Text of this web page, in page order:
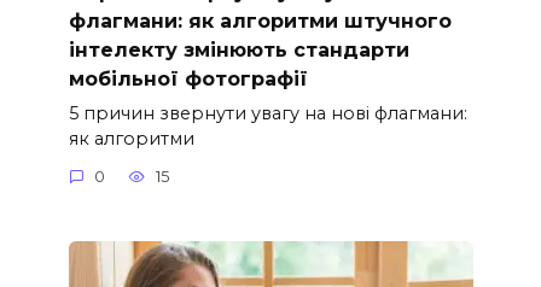
флагмани: як алгоритми штучного
інтелекту змінюють стандарти
мобільної фотографії
5 причин звернути увагу на нові флагмани:
як алгоритми
0 15